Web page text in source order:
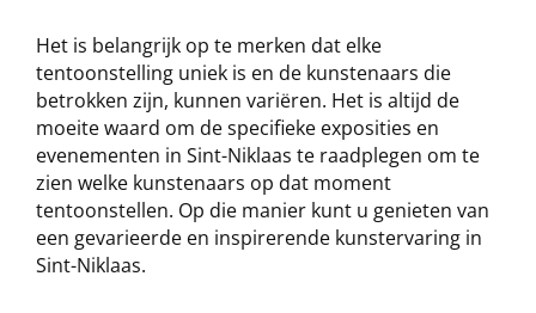
Het is belangrijk op te merken dat elke
tentoonstelling uniek is en de kunstenaars die
betrokken zijn, kunnen variëren. Het is altijd de
moeite waard om de specifieke exposities en
evenementen in Sint-Niklaas te raadplegen om te
zien welke kunstenaars op dat moment
tentoonstellen. Op die manier kunt u genieten van
een gevarieerde en inspirerende kunstervaring in
Sint-Niklaas.